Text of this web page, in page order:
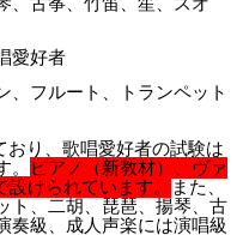
愛好者
、フルート、トランペット
おり、歌唱愛好者の試験は
ピアノ（新教材）、ヴァ
設けられています。
また、
ト、二胡、琵琶、揚琴、古
奏級、成人声楽には演唱級